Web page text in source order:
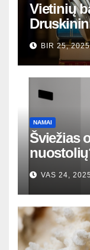
Vietinių
BIR 25, 2025
NAMAI
Šviežias
magija
VAS 24, 2025